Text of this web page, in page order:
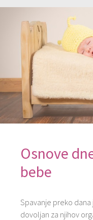
Osnove
bebe
Spavanje preko
dovoljan za njihov